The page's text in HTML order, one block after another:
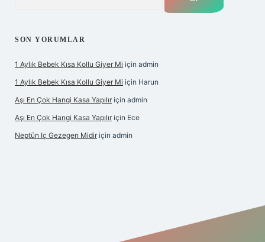
SON YORUMLAR
1 Aylık Bebek Kısa Kollu Giyer Mi için admin
1 Aylık Bebek Kısa Kollu Giyer Mi için Harun
Aşı En Çok Hangi Kasa Yapılır için admin
Aşı En Çok Hangi Kasa Yapılır için Ece
Neptün Iç Gezegen Midir için admin
elexbet en iyi bahis sitesi